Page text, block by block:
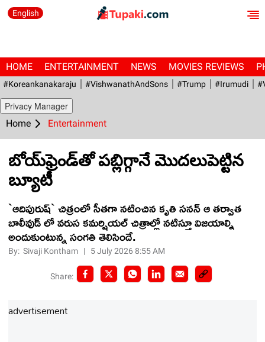
English
HOME ENTERTAINMENT NEWS MOVIES REVIEWS
#Koreankanakaraju #VishwanathAndSons #Trump #irumudi
Privacy Manager
Home Entertainment
బోయ్‌ఫ్రెండ్‌తో ప‌బ్లిగ్గానే మొదలుపెట్టిన
బ్యూటీ
`ఆదిపురుష్` చిత్రంలో సీతగా నటించిన కృతి సనన్ ఆ త‌ర్వాత‌
బాలీవుడ్ లో వ‌రుస క‌మ‌ర్షియ‌ల్ చిత్రాల్లో న‌టిస్తూ విజ‌యాల్ని
అందుకుంటున్న‌ సంగ‌తి తెలిసిందే.
By:Sivaji Kontham | 5 July 2026 8:55 AM
Share:
advertisement